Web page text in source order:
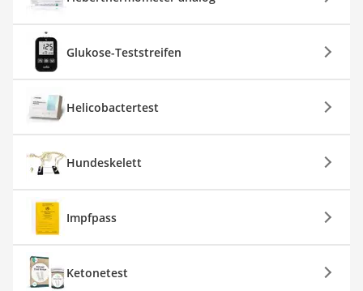
Glukose-Teststreifen
Helicobactertest
Hundeskelett
Impfpass
Ketonetest